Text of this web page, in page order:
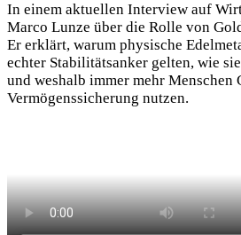
In einem aktuellen Interview auf
Marco Lunze über die Rolle von
Er erklärt, warum physische
echter Stabilitätsanker gelten, wie
und weshalb immer mehr
Vermögenssicherung nutzen.